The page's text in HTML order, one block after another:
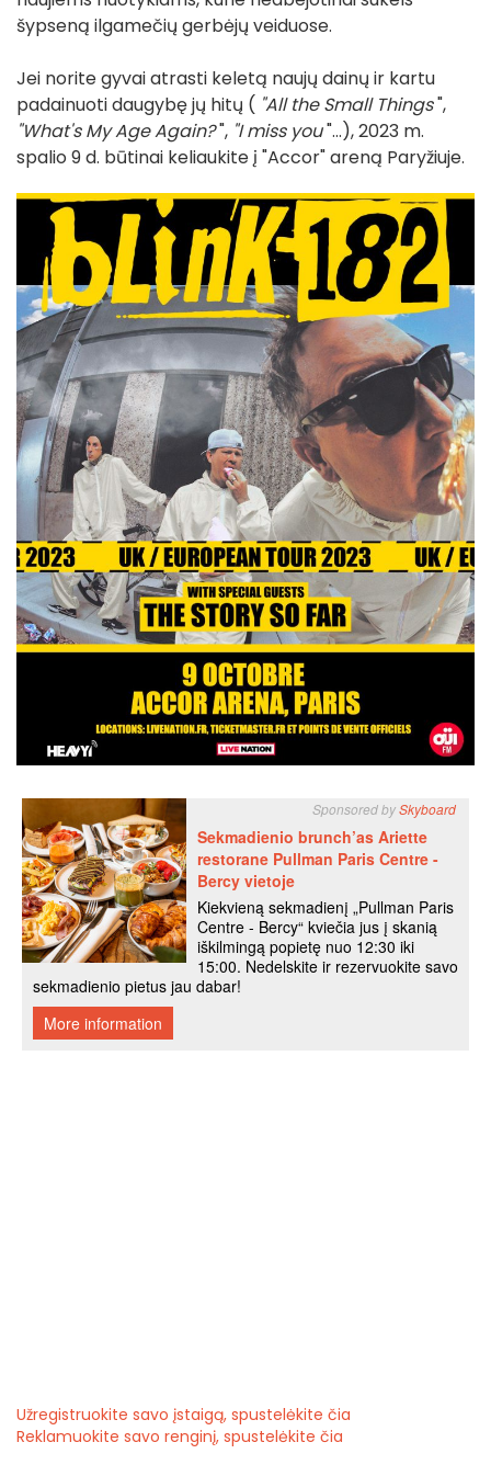
šypseną ilgamečių gerbėjų veiduose.
Jei norite gyvai atrasti keletą naujų dainų ir kartu
padainuoti daugybę jų hitų ( "All the Small Things",
"What's My Age Again?", "I miss you"...), 2023 m.
spalio 9 d. būtinai keliaukite į "Accor" areną Paryžiuje.
Užregistruokite savo įstaigą, spustelėkite čia
Reklamuokite savo renginį, spustelėkite čia